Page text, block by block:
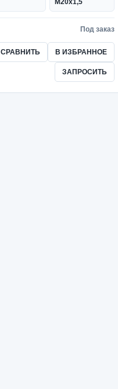
M20x1,5
Под заказ
СРАВНИТЬ В ИЗБРАННОЕ
ЗАПРОСИТЬ